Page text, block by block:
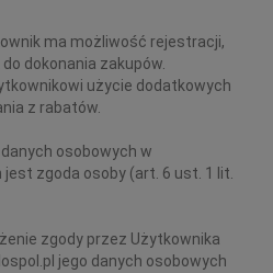
ma możliwość rejestracji,
dokonania zakupów.
użycie dodatkowych
z rabatów.
osobowych w
zgoda osoby (art. 6 ust. 1 lit.
zgody przez Użytkownika
jego danych osobowych